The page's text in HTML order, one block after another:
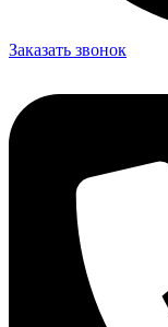
Заказать звонок